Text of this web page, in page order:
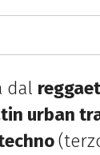
dal
urban